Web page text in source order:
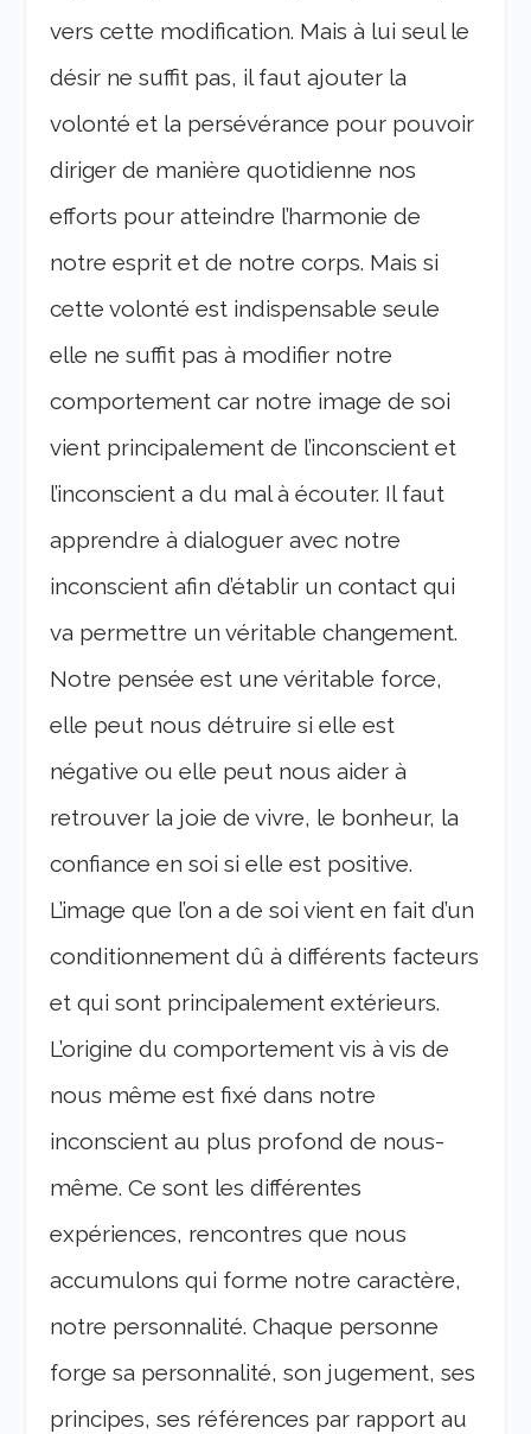
vers cette modification. Mais à lui seul le
désir ne suffit pas, il faut ajouter la
volonté et la persévérance pour pouvoir
diriger de manière quotidienne nos
efforts pour atteindre l’harmonie de
notre esprit et de notre corps. Mais si
cette volonté est indispensable seule
elle ne suffit pas à modifier notre
comportement car notre image de soi
vient principalement de l’inconscient et
l’inconscient a du mal à écouter. Il faut
apprendre à dialoguer avec notre
inconscient afin d’établir un contact qui
va permettre un véritable changement.
Notre pensée est une véritable force,
elle peut nous détruire si elle est
négative ou elle peut nous aider à
retrouver la joie de vivre, le bonheur, la
confiance en soi si elle est positive.
L’image que l’on a de soi vient en fait d’un
conditionnement dû à différents facteurs
et qui sont principalement extérieurs.
L’origine du comportement vis à vis de
nous même est fixé dans notre
inconscient au plus profond de nous-
même. Ce sont les différentes
expériences, rencontres que nous
accumulons qui forme notre caractère,
notre personnalité. Chaque personne
forge sa personnalité, son jugement, ses
principes, ses références par rapport au